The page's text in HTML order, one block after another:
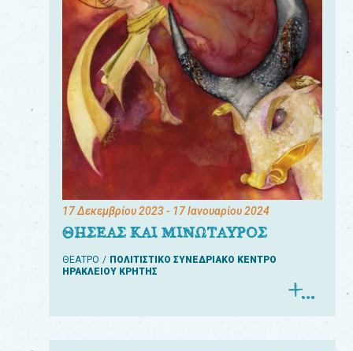
17 Δεκεμβρίου 2023- 17 Ιανουαρίου 2024
ΘΗΣΕΑΣ ΚΑΙ ΜΙΝΩΤΑΥΡΟΣ
ΘΕΑΤΡΟ
ΠΟΛΙΤΙΣΤΙΚΟ ΣΥΝΕΔΡΙΑΚΟ ΚΕΝΤΡΟ
ΗΡΑΚΛΕΙΟΥ ΚΡΗΤΗΣ